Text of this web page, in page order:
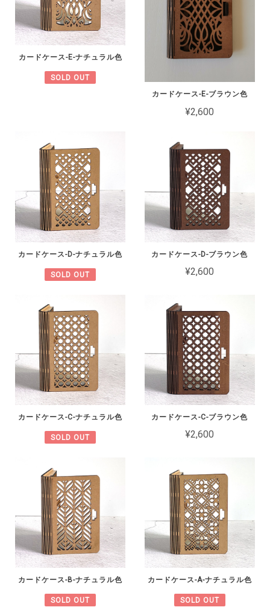
カードケース-E-ナチュラル色
SOLD OUT
カードケース-E-ブラウン色
¥2,600
カードケース-D-ナチュラル色
SOLD OUT
カードケース-D-ブラウン色
¥2,600
カードケース-C-ナチュラル色
SOLD OUT
カードケース-C-ブラウン色
¥2,600
カードケース-B-ナチュラル色
SOLD OUT
カードケース-A-ナチュラル色
SOLD OUT